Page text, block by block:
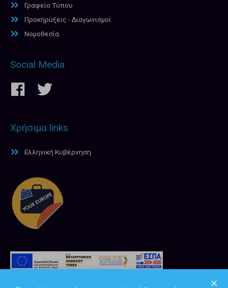
Γραφείο Τύπου
Προκηρύξεις - Διαγωνισμοί
Νομοθεσία
Social Media
Χρήσιμα links
Ελληνική Κυβέρνηση